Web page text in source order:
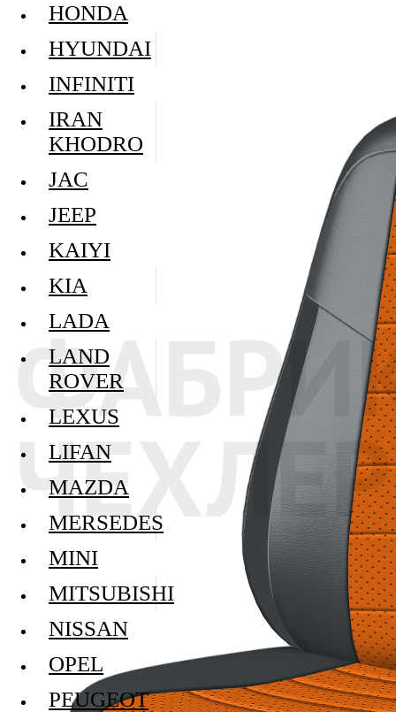
HONDA
HYUNDAI
INFINITI
IRAN
KHODRO
JAC
JEEP
KAIYI
KIA
LADA
LAND
ROVER
LEXUS
LIFAN
MAZDA
MERSEDES
MINI
MITSUBISHI
NISSAN
OPEL
PEUGEOT